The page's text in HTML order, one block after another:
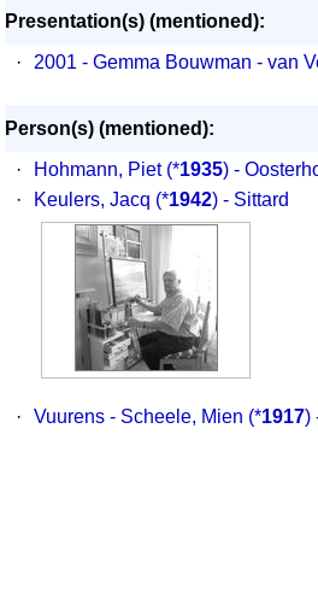
Presentation(s) (mentioned):
·
2001 - Gemma Bouwman - van
Person(s) (mentioned):
·
Hohmann, Piet (*1935) -
·
Keulers, Jacq (*1942) - Sittard
· Vuurens - Scheele, Mien (*1917)